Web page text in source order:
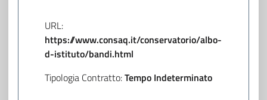
URL:
https://www.consaq.it/conservatorio/albo-
d-istituto/bandi.html
Tipologia Contratto:Tempo Indeterminato